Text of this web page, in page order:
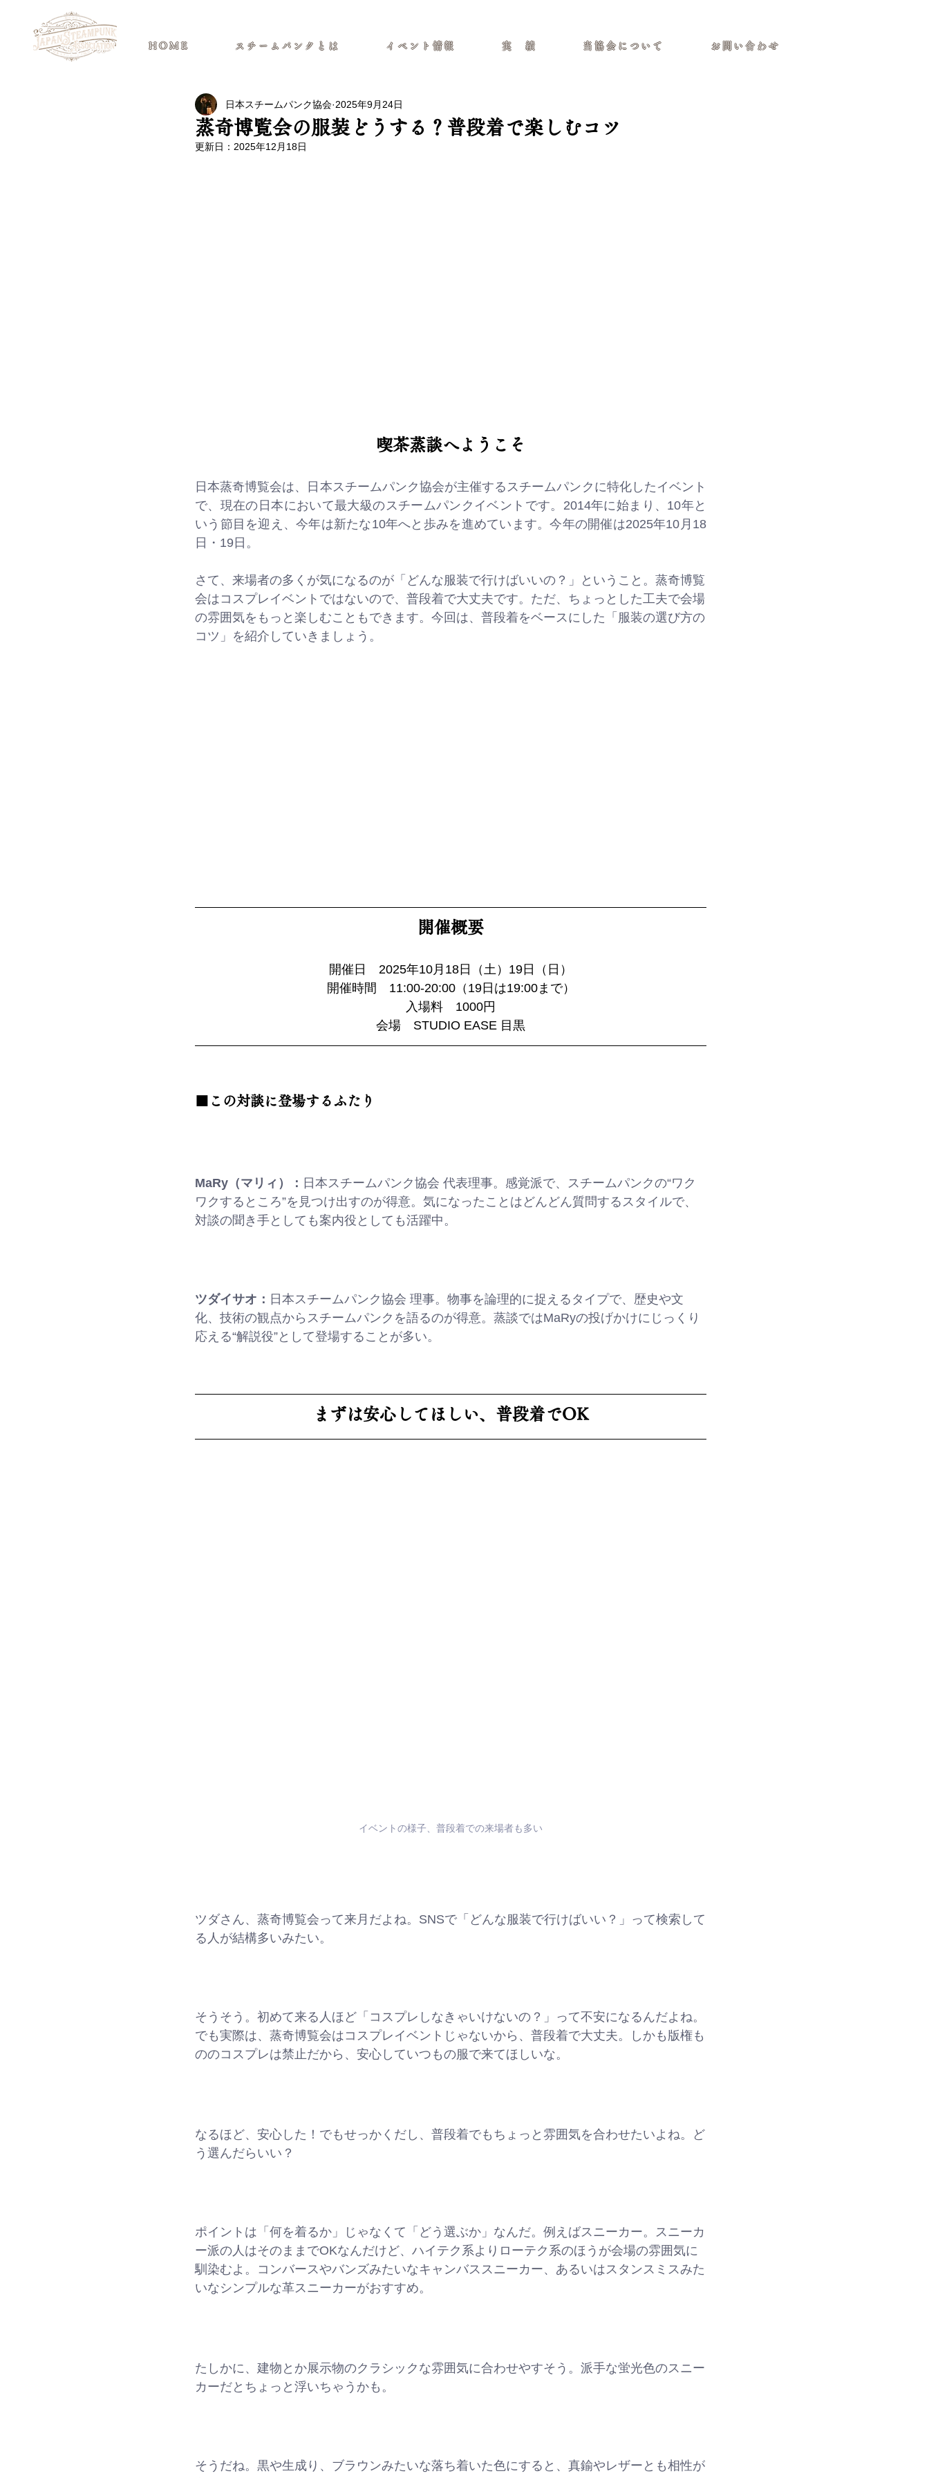
HOME スチームパンクとは イベント情報 実 績 当協会について お問い合わせ
蒸奇博覧会の服装どうする？普段着で楽しむコツ
日本スチームパンク協会 2025年9月24日
更新日： 2025年12月18日
喫茶蒸談へようこそ
日本蒸奇博覧会は、日本スチームパンク協会が主催するスチームパンクに特化したイベント
で、現在の日本において最大級のスチームパンクイベントです。2014年に始まり、10年と
いう節目を迎え、今年は新たな10年へと歩みを進めています。今年の開催は2025年10月18
日・19日。
さて、来場者の多くが気になるのが「どんな服装で行けばいいの？」ということ。蒸奇博覧
会はコスプレイベントではないので、普段着で大丈夫です。ただ、ちょっとした工夫で会場
の雰囲気をもっと楽しむこともできます。今回は、普段着をベースにした「服装の選び方の
コツ」を紹介していきましょう。
開催概要
開催日　2025年10月18日（土）19日（日）
開催時間　11:00-20:00（19日は19:00まで）
入場料　1000円
会場　STUDIO EASE 目黒
■この対談に登場するふたり
MaRy（マリィ）： 日本スチームパンク協会 代表理事。感覚派で、スチームパンクの“ワク
ワクするところ”を見つけ出すのが得意。気になったことはどんどん質問するスタイルで、
対談の聞き手としても案内役としても活躍中。
ツダイサオ： 日本スチームパンク協会 理事。物事を論理的に捉えるタイプで、歴史や文
化、技術の観点からスチームパンクを語るのが得意。蒸談ではMaRyの投げかけにじっくり
応える“解説役”として登場することが多い。
まずは安心してほしい、普段着でOK
イベントの様子、普段着での来場者も多い
ツダさん、蒸奇博覧会って来月だよね。SNSで「どんな服装で行けばいい？」って検索して
る人が結構多いみたい。
そうそう。初めて来る人ほど「コスプレしなきゃいけないの？」って不安になるんだよね。
でも実際は、蒸奇博覧会はコスプレイベントじゃないから、普段着で大丈夫。しかも版権も
ののコスプレは禁止だから、安心していつもの服で来てほしいな。
なるほど、安心した！でもせっかくだし、普段着でもちょっと雰囲気を合わせたいよね。ど
う選んだらいい？
ポイントは「何を着るか」じゃなくて「どう選ぶか」なんだ。例えばスニーカー。スニーカ
ー派の人はそのままでOKなんだけど、ハイテク系よりローテク系のほうが会場の雰囲気に
馴染むよ。コンバースやバンズみたいなキャンバススニーカー、あるいはスタンスミスみた
いなシンプルな革スニーカーがおすすめ。
たしかに、建物とか展示物のクラシックな雰囲気に合わせやすそう。派手な蛍光色のスニー
カーだとちょっと浮いちゃうかも。
そうだね。黒や生成り、ブラウンみたいな落ち着いた色にすると、真鍮やレザーとも相性が